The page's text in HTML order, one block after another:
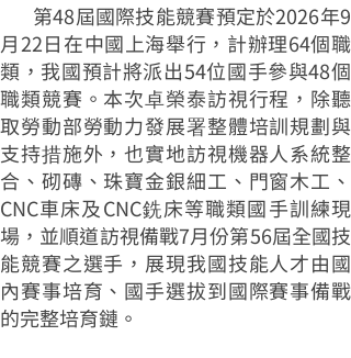
第48屆國際技能競賽預定於2026年9
月22日在中國上海舉行，計辦理64個職
類，我國預計將派出54位國手參與48個
職類競賽。本次卓榮泰訪視行程，除聽
取勞動部勞動力發展署整體培訓規劃與
支持措施外，也實地訪視機器人系統整
合、砌磚、珠寶金銀細工、門窗木工、
CNC車床及CNC銑床等職類國手訓練現
場，並順道訪視備戰7月份第56屆全國技
能競賽之選手，展現我國技能人才由國
內賽事培育、國手選拔到國際賽事備戰
的完整培育鏈。